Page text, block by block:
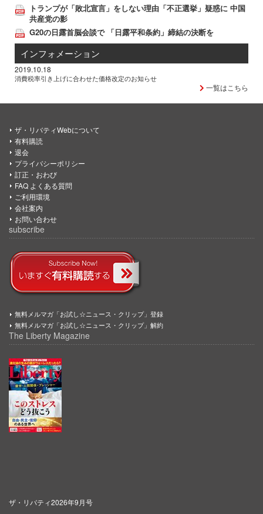
トランプが「敗北宣言」をしない理由「不正選挙」疑惑に 中国
共産党の影
G20の日露首脳会談で 「日露平和条約」締結の決断を
インフォメーション
2019.10.18
消費税率引き上げに合わせた価格改定のお知らせ
一覧はこちら
ザ・リバティWebについて
有料購読
退会
プライバシーポリシー
訂正・おわび
FAQ よくある質問
ご利用環境
会社案内
お問い合わせ
subscribe
無料メルマガ「お試し☆ニュース・クリップ」登録
無料メルマガ「お試し☆ニュース・クリップ」解約
The Liberty Magazine
ザ・リバティ2026年9月号